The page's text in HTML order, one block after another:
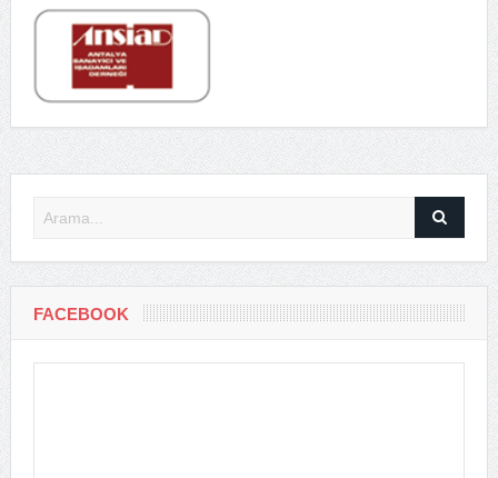
FACEBOOK